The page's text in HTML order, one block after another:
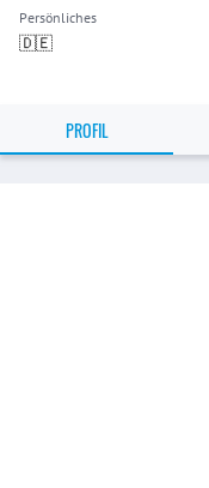
Persönliches
🇩🇪
PROFIL